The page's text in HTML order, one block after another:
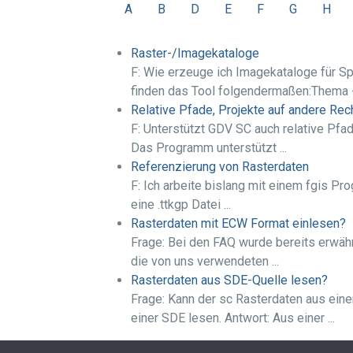
A B D E F G H
Raster-/Imagekataloge
F: Wie erzeuge ich Imagekataloge für
finden das Tool folgendermaßen:Thema
Relative Pfade, Projekte auf andere
F: Unterstützt GDV SC auch relative
Das Programm unterstützt ...
Referenzierung von Rasterdaten
F: Ich arbeite bislang mit einem fgis
eine .ttkgp Datei ...
Rasterdaten mit ECW Format einlesen?
Frage: Bei den FAQ wurde bereits
die von uns verwendeten ...
Rasterdaten aus SDE-Quelle lesen?
Frage: Kann der sc Rasterdaten aus
einer SDE lesen. Antwort: Aus einer ...